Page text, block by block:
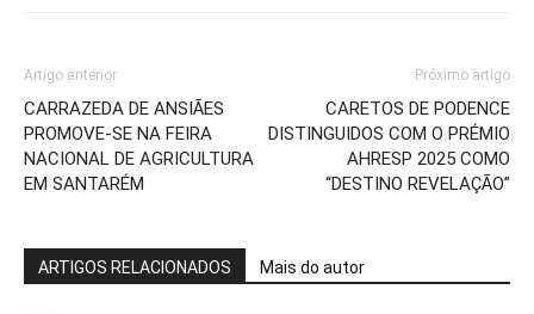
Artigo anterior
CARRAZEDA DE ANSIÃES
PROMOVE-SE NA FEIRA
NACIONAL DE AGRICULTURA
EM SANTARÉM
Próximo artigo
CARETOS DE PODENCE
DISTINGUIDOS COM O PRÉMIO
AHRESP 2025 COMO
“DESTINO REVELAÇÃO”
ARTIGOS RELACIONADOS Mais do autor